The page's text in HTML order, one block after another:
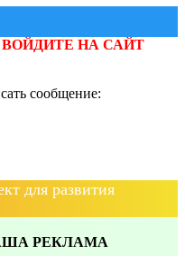
НА САЙТ
сообщение:
для развития
РЕКЛАМА